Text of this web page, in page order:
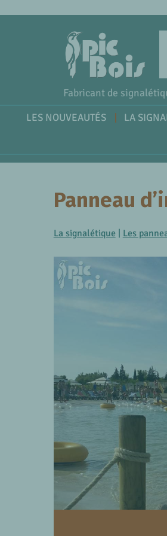
Fabricant de
LES NOUVEAUTÉS LA
Panneau
La signalétique | Les